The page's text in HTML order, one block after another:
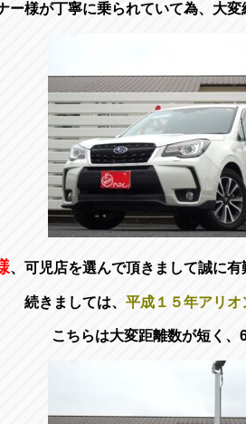
ー様が丁寧に乗られていて為、大変
、可児店を選んで頂きまして誠に有
続きましては、 平成１５年アリオ
こちらは大変距離数が短く、